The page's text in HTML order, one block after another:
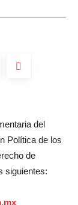
del
Política de los
de
siguientes: